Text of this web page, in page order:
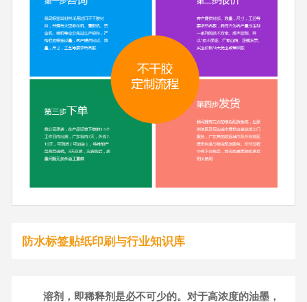
防水标签贴纸印刷与行业知识库
溶剂，即稀释剂是必不可少的。对于高浓度的油墨，